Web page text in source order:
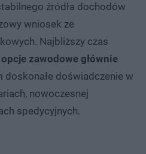
źródła dochodów
wniosek ze
Najbliższy czas
zawodowe głównie
doskonałe doświadczenie w
nowoczesnej
spedycyjnych.